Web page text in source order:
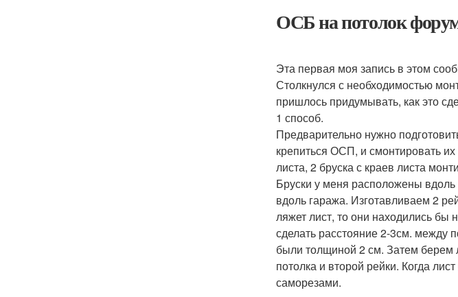
ОСБ на потолок
Эта первая моя запись в этом
Столкнулся с необходимостью
пришлось придумывать, как это
1 способ.
Предварительно нужно
крепиться ОСП, и смонтировать
листа, 2 бруска с краев листа
Бруски у меня расположены
вдоль гаража. Изготавливаем 2
ляжет лист, то они находились бы
сделать расстояние 2-3см. между
были толщиной 2 см. Затем берем
потолка и второй рейки. Когда
саморезами.